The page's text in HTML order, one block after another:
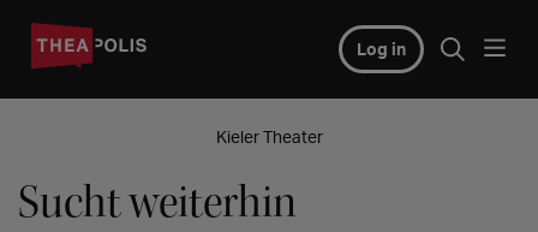
Log in
Kieler Theater
Sucht weiterhin